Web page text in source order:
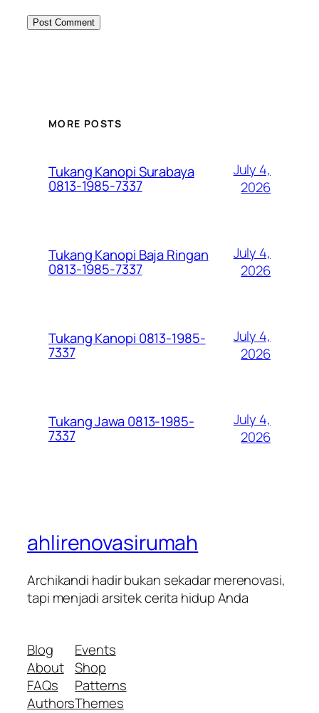
MORE POSTS
Tukang Kanopi Surabaya
0813-1985-7337
July 4,
2026
Tukang Kanopi Baja Ringan
0813-1985-7337
July 4,
2026
Tukang Kanopi 0813-1985-
7337
July 4,
2026
Tukang Jawa 0813-1985-
7337
July 4,
2026
ahlirenovasirumah
Archikandi hadir bukan sekadar merenovasi,
tapi menjadi arsitek cerita hidup Anda
Blog
About
FAQs
Authors
Events
Shop
Patterns
Themes